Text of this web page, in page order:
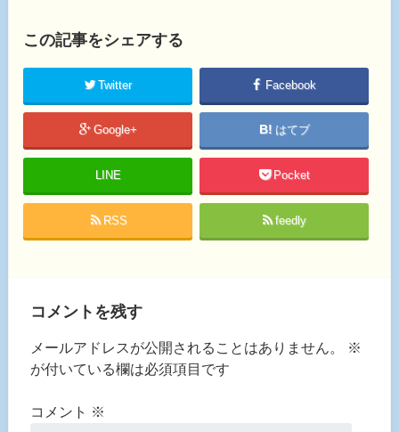
この記事をシェアする
Twitter Facebook
Google+ はてブ
LINE Pocket
RSS feedly
コメントを残す
メールアドレスが公開されることはありません。
※
が付いている欄は必須項目です
コメント ※